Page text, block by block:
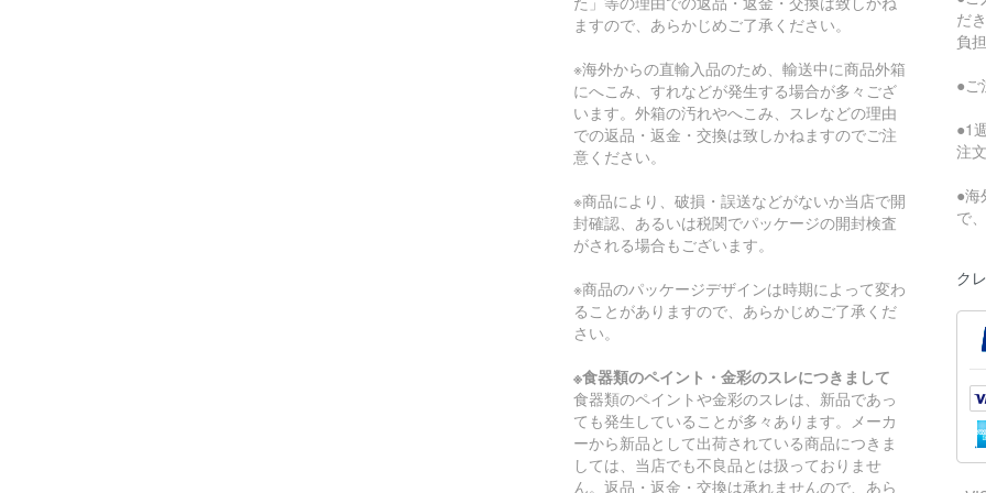
ますので、あらかじめご了承ください。
※海外からの直輸入品のため、輸送中に商品外箱
にへこみ、すれなどが発生する場合が多々ござ
います。外箱の汚れやへこみ、スレなどの理由
での返品・返金・交換は致しかねますのでご注
意ください。
※商品により、破損・誤送などがないか当店で開
封確認、あるいは税関でパッケージの開封検査
がされる場合もございます。
※商品のパッケージデザインは時期によって変わ
ることがありますので、あらかじめご了承くだ
さい。
※食器類のペイント・金彩のスレにつきまして
食器類のペイントや金彩のスレは、新品であっ
ても発生していることが多々あります。メーカ
ーから新品として出荷されている商品につきま
しては、当店でも不良品とは扱っておりませ
ん。返品・返金・交換は承れませんので、あら
だ
負
●ご
●1
注
●海
で
ク